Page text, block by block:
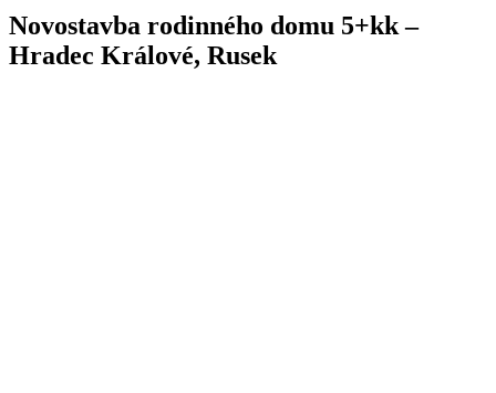
Novostavba rodinného domu 5+kk –
Hradec Králové, Rusek